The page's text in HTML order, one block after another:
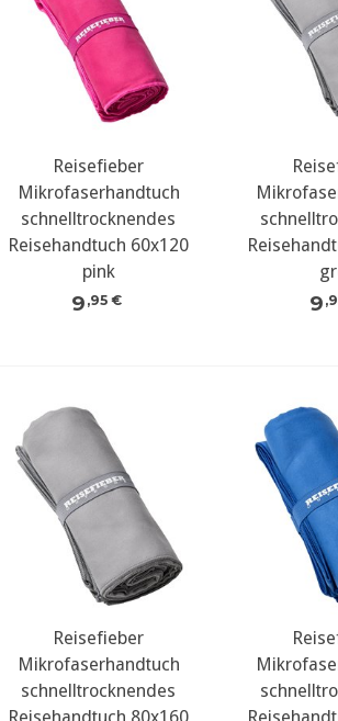
Reisefieber
Mikrofaserhandtuch
schnelltrocknendes
Reisehandtuch 60x120
pink
9 ,95 € 9
Reisefieber
Mikrofaserhandtuch
schnelltrocknendes
Reisehandtuch 80x160